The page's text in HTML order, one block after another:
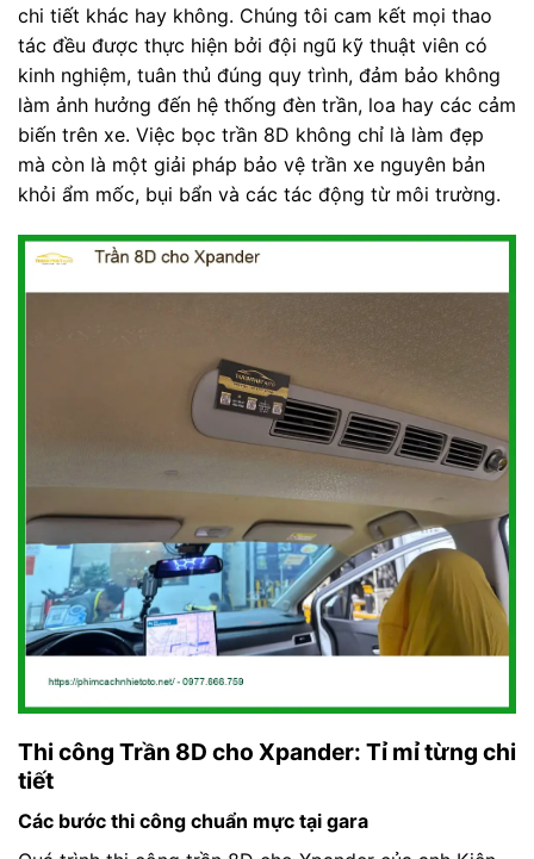
chi tiết khác hay không. Chúng tôi cam kết mọi thao
tác đều được thực hiện bởi đội ngũ kỹ thuật viên có
kinh nghiệm, tuân thủ đúng quy trình, đảm bảo không
làm ảnh hưởng đến hệ thống đèn trần, loa hay các cảm
biến trên xe. Việc bọc trần 8D không chỉ là làm đẹp
mà còn là một giải pháp bảo vệ trần xe nguyên bản
khỏi ẩm mốc, bụi bẩn và các tác động từ môi trường.
Thi công Trần 8D cho Xpander: Tỉ mỉ từng chi
tiết
Các bước thi công chuẩn mực tại gara